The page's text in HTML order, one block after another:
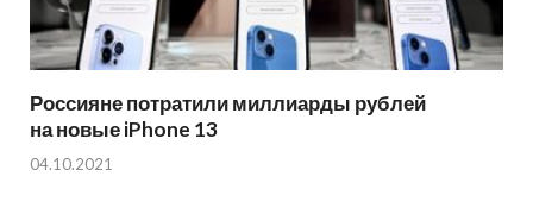
Россияне потратили миллиарды рублей
на новые iPhone 13
04.10.2021